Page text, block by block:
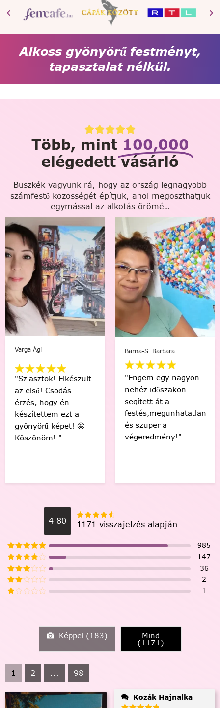
Alkoss gyönyörű festményt,
tapasztalat nélkül.
Több, mint 100,000
elégedett vásárló
Büszkék vagyunk rá, hogy az ország legnagyobb
számfestő közösségét építjük, ahol megoszthatjuk
egymással az alkotás örömét.
Varga Ági
"Sziasztok! Elkészült
az első! Csodás
érzés, hogy én
készítettem ezt a
gyönyörű képet! 🤩
Köszönöm! "
Barna-S. Barbara
"Engem egy nagyon
nehéz időszakon
segített át a
festés,megunhatatlan
és szuper a
végeredmény!"
4.80 1171 visszajelzés alapján
985
147
36
2
1
Képpel (183) Mind
(1171)
1 2 ... 98
Kozák Hajnalka